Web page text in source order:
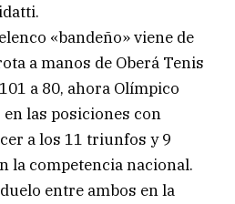
«bandeño» viene de
a manos de Oberá Tenis
a 80, ahora Olímpico
las posiciones con
a los 11 triunfos y 9
la competencia nacional.
entre ambos en la